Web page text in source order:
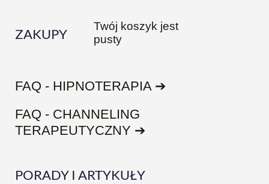
ZAKUPY
Twój koszyk jest
pusty
FAQ - HIPNOTERAPIA ➔
FAQ - CHANNELING
TERAPEUTYCZNY ➔
PORADY I ARTYKUŁY